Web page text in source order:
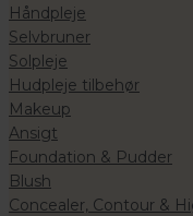
Håndpleje
Selvbruner
Solpleje
Hudpleje tilbehør
Makeup
Ansigt
Foundation & Pudder
Blush
Concealer, Contour &